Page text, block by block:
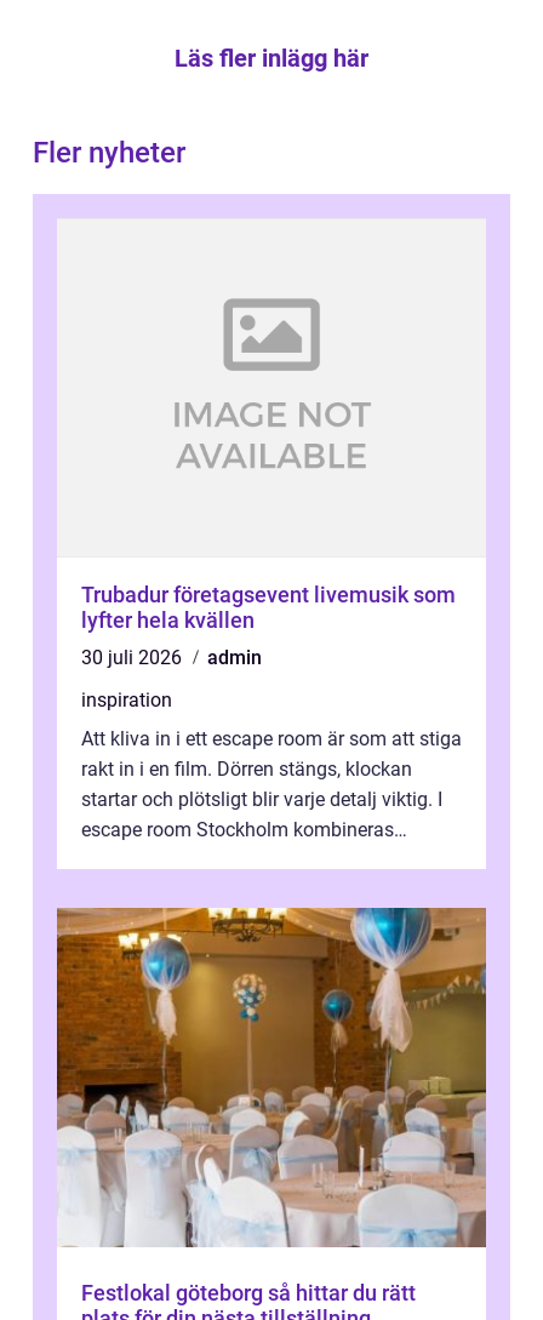
Läs fler inlägg här
Fler nyheter
Trubadur företagsevent livemusik som
lyfter hela kvällen
30 juli 2026
admin
inspiration
Att kliva in i ett escape room är som att stiga
rakt in i en film. Dörren stängs, klockan
startar och plötsligt blir varje detalj viktig. I
escape room Stockholm kombineras
Festlokal göteborg så hittar du rätt